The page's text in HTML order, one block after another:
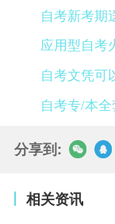
自考新考期
应用型自考
自考文凭可
自考专/本
分享到:
相关资讯